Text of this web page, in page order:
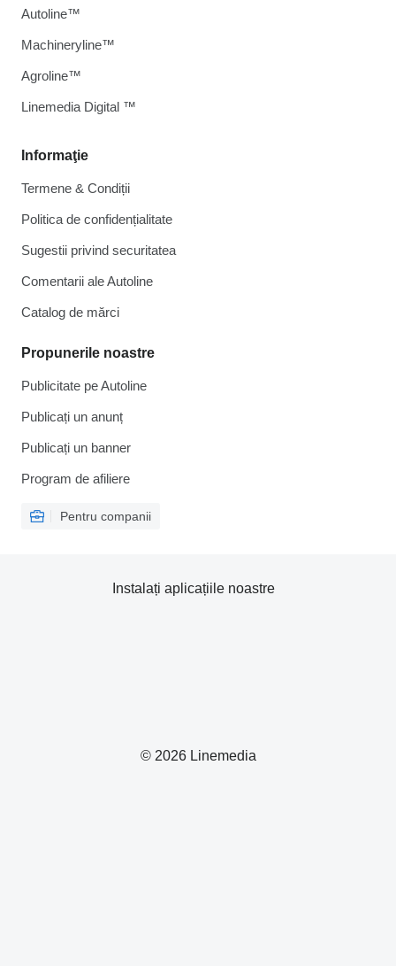
Informaţie
Termene & Condiții
Politica de confidențialitate
Sugestii privind securitatea
Comentarii ale Autoline
Catalog de mărcі
Propunerile noastre
Publicitate pe Autoline
Publicați un anunț
Publicați un banner
Program de afiliere
Pentru companii
Autoline™
Machineryline™
Agroline™
Linemedia Digital ™
© 2026 Linemedia
Instalați aplicațiile noastre